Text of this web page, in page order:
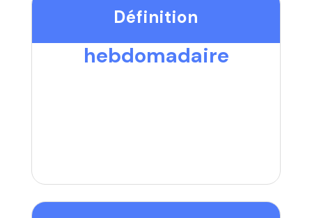
Définition
hebdomadaire